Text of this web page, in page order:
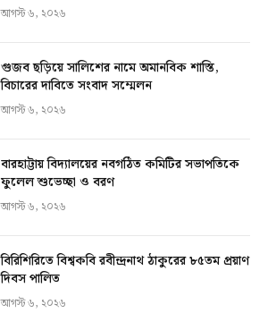
আগস্ট ৬, ২০২৬
গুজব ছড়িয়ে সালিশের নামে অমানবিক শাস্তি,
বিচারের দাবিতে সংবাদ সম্মেলন
আগস্ট ৬, ২০২৬
বারহাট্টায় বিদ্যালয়ের নবগঠিত কমিটির সভাপতিকে
ফুলেল শুভেচ্ছা ও বরণ
আগস্ট ৬, ২০২৬
বিরিশিরিতে বিশ্বকবি রবীন্দ্রনাথ ঠাকুরের ৮৫তম প্রয়াণ
দিবস পালিত
আগস্ট ৬, ২০২৬